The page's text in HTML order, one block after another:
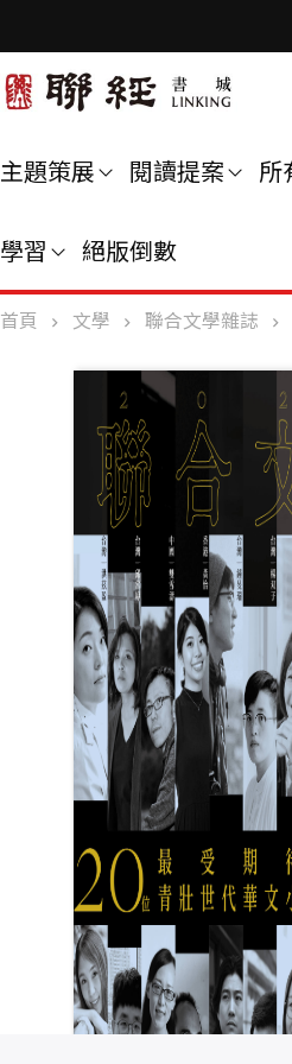
主題策展 閱讀提案 所
學習 絕版倒數
首頁 文學 聯合文學雜誌